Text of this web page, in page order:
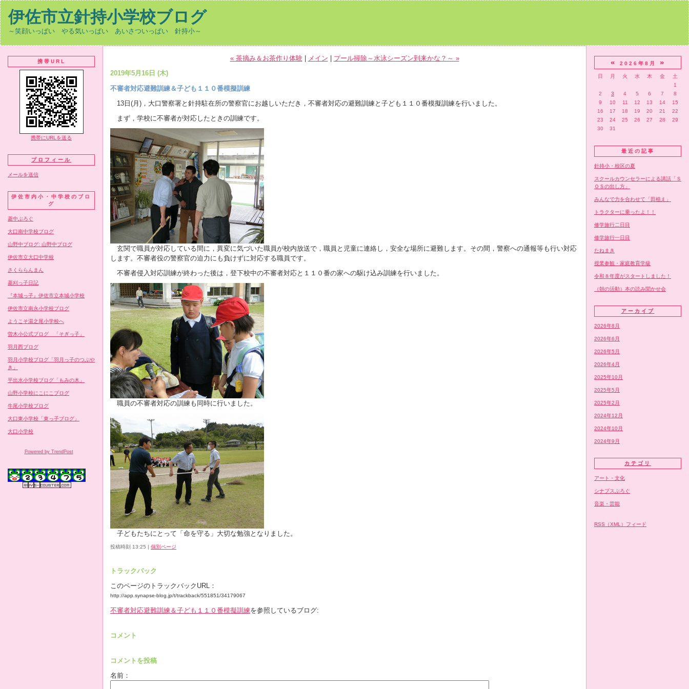
伊佐市立針持小学校ブログ
～笑顔いっぱい やる気いっぱい あいさついっぱい 針持小～
携帯URL
携帯にURLを送る
プロフィール
メールを送信
伊佐市内小・中学校のブロ
グ
菱中ぶろぐ
大口南中学校ブログ
山野中ブログ: 山野中ブログ
伊佐市立大口中学校
さくららんまん
菱刈っ子日記
『本城っ子』伊佐市立本城小学校
伊佐市立南永小学校ブログ
ようこそ湯之尾小学校へ
曽木小公式ブログ 「そぎっ子」
羽月西ブログ
羽月小学校ブログ「羽月っ子のつぶや
き」
平出水小学校ブログ「もみの木」
山野小学校にこにこブログ
牛尾小学校ブログ
大口東小学校「東っ子ブログ」
大口小学校
Powered by TrendPost
« 茶摘み＆お茶作り体験| メイン
プール掃除～水泳シーズン到来かな？～ »
2019年5月16日 (木)
不審者対応避難訓練＆子ども１１０番模擬訓練
13日(月)，大口警察署と針持駐在所の警察官にお越しいただき，不審者対応の避難訓練と子ども１１０番模擬訓練を行いました。
まず，学校に不審者が対応したときの訓練です。
玄関で職員が対応している間に，異変に気づいた職員が校内放送で，職員と児童に連絡し，安全な場所に避難します。その間，警察への通報等も行い対応
します。不審者役の警察官の迫力にも負けずに対応する職員です。
不審者侵入対応訓練が終わった後は，登下校中の不審者対応と１１０番の家への駆け込み訓練を行いました。
職員の不審者対応の訓練も同時に行いました。
子どもたちにとって「命を守る」大切な勉強となりました。
投稿時刻 13:25 | 個別ページ
トラックバック
このページのトラックバックURL：
http://app.synapse-blog.jp/t/trackback/551851/34179067
不審者対応避難訓練＆子ども１１０番模擬訓練を参照しているブログ:
コメント
コメントを投稿
名前：
« 2026年8月 »
日 月 火 水 木 金
土
1
2
3 4 5 6 7
8
9
10 11 12 13 14
15
16
17 18 19 20 21
22
23
24 25 26 27 28
29
30
31
最近の記事
針持小・校区の夏
スクールカウンセラーによる講話「Ｓ
ＯＳの出し方」
みんなで力を合わせて「田植え」
トラクターに乗ったよ！！
修学旅行二日目
修学旅行一日目
たねまき
授業参観・家庭教育学級
令和８年度がスタートしました！
（朝の活動）本の読み聞かせ会
アーカイブ
2026年8月
2026年6月
2026年5月
2026年4月
2025年10月
2025年5月
2025年2月
2024年12月
2024年10月
2024年9月
カテゴリ
アート・文化
シナプスぶろぐ
音楽・芸能
RSS（XML）フィード